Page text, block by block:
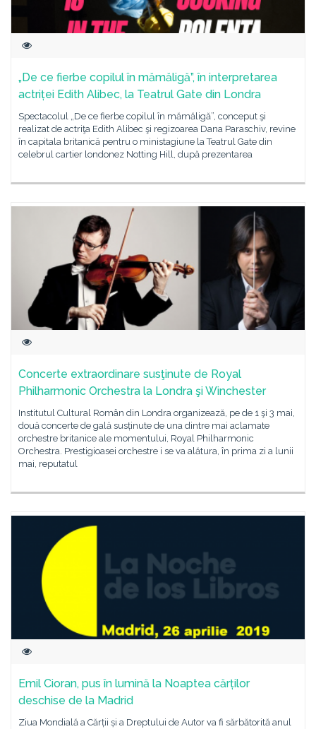
„De ce fierbe copilul în mămăligă”, în interpretarea
actriței Edith Alibec, la Teatrul Gate din Londra
Spectacolul „De ce fierbe copilul în mămăligă”, conceput şi
realizat de actriţa Edith Alibec şi regizoarea Dana Paraschiv, revine
în capitala britanică pentru o ministagiune la Teatrul Gate din
celebrul cartier londonez Notting Hill, după prezentarea
Concerte extraordinare susţinute de Royal
Philharmonic Orchestra la Londra şi Winchester
Institutul Cultural Român din Londra organizează, pe de 1 şi 3 mai,
două concerte de gală susținute de una dintre mai aclamate
orchestre britanice ale momentului, Royal Philharmonic
Orchestra. Prestigioasei orchestre i se va alătura, în prima zi a lunii
mai, reputatul
Emil Cioran, pus în lumină la Noaptea cărților
deschise de la Madrid
Ziua Mondială a Cărții și a Dreptului de Autor va fi sărbătorită anul